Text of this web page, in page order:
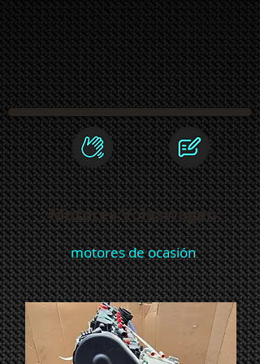
Motores Volkswagen
motores de ocasión